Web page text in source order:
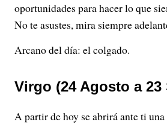
oportunidades para hacer lo que
No te asustes, mira siempre
Arcano del día: el colgado.
Virgo (24 Agosto a 23
A partir de hoy se abrirá ante ti